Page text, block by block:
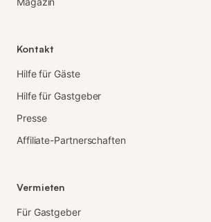
Kontakt
Hilfe für Gäste
Hilfe für Gastgeber
Presse
Affiliate-Partnerschaften
Vermieten
Für Gastgeber